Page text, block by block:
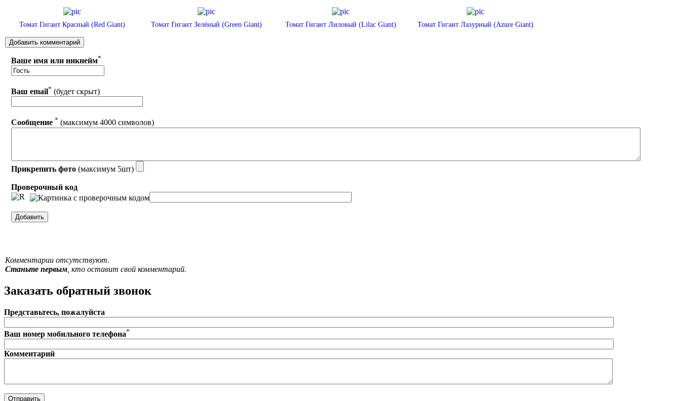
Томат Гигант Красный (Red Giant) Томат Гигант Зелёный (Green Giant) Томат Гигант Лиловый (Lilac Giant) Томат Гигант Лазурный (Azure Giant)
Ваше имя или никнейм*
Ваш email* (будет скрыт)
Сообщение * (максимум 4000 символов)
Прикрепить фото (максимум 5шт)
Проверочный код
Комментарии отсутствуют.
Станьте первым, кто оставит свой комментарий.
Заказать обратный звонок
Представьтесь, пожалуйста
Ваш номер мобильного телефона*
Комментарий